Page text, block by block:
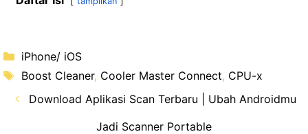
Kategori
iPhone/ iOS
Tag
Boost Cleaner, Cooler Master Connect, CPU-x
Download Aplikasi Scan Terbaru | Ubah Androidmu
Jadi Scanner Portable